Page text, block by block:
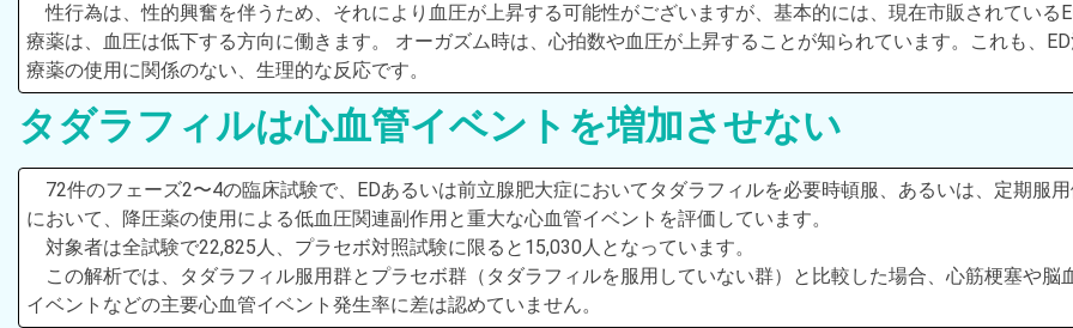
性行為は、性的興奮を伴うため、それにより血圧が上昇する可能性がございますが、基本的には、現在市販されている
療薬は、血圧は低下する方向に働きます。 オーガズム時は、心拍数や血圧が上昇することが知られています。これも、
療薬の使用に関係のない、生理的な反応です。
タダラフィルは心血管イベントを増加させない
72件のフェーズ2〜4の臨床試験で、EDあるいは前立腺肥大症においてタダラフィルを必要時頓服、あるいは、定期服
において、降圧薬の使用による低血圧関連副作用と重大な心血管イベントを評価しています。
対象者は全試験で22,825人、プラセボ対照試験に限ると15,030人となっています。
この解析では、タダラフィル服用群とプラセボ群（タダラフィルを服用していない群）と比較した場合、心筋梗塞や脳
イベントなどの主要心血管イベント発生率に差は認めていません。